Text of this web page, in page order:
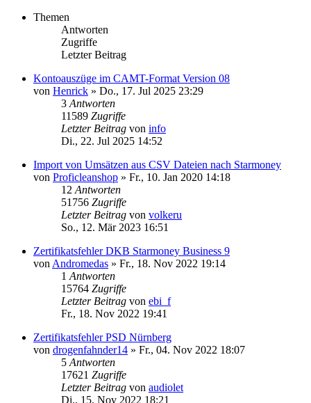
Themen
Antworten
Zugriffe
Letzter Beitrag
Kontoauszüge im CAMT-Format Version 08
von Henrick » Do., 17. Jul 2025 23:29
3 Antworten
11589 Zugriffe
Letzter Beitrag von info
Di., 22. Jul 2025 14:52
Import von Umsätzen aus CSV Dateien nach Starmoney
von Proficleanshop » Fr., 10. Jan 2020 14:18
12 Antworten
51756 Zugriffe
Letzter Beitrag von volkeru
So., 12. Mär 2023 16:51
Zertifikatsfehler DKB Starmoney Business 9
von Andromedas » Fr., 18. Nov 2022 19:14
1 Antworten
15764 Zugriffe
Letzter Beitrag von ebi_f
Fr., 18. Nov 2022 19:41
Zertifikatsfehler PSD Nürnberg
von drogenfahnder14 » Fr., 04. Nov 2022 18:07
5 Antworten
17621 Zugriffe
Letzter Beitrag von audiolet
Di., 15. Nov 2022 18:21